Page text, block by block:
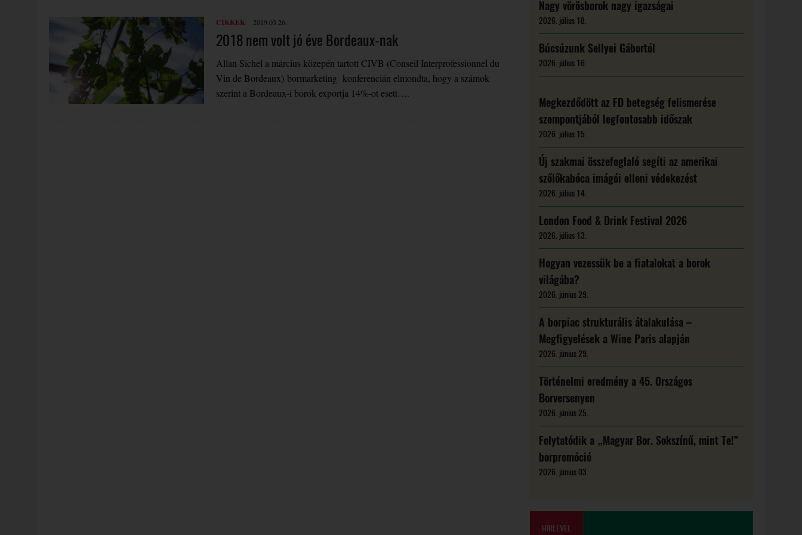
CIKKEK 2019.03.26.
2018 nem volt jó éve Bordeaux-nak
Allan Sichel a március közepén tartott CIVB (Conseil Interprofessionnel du
Vin de Bordeaux) bormarketing konferencián elmondta, hogy a számok
szerint a Bordeaux-i borok exportja 14%-ot esett….
Nagy vörösborok nagy igazságai
2026. július 18.
Búcsúzunk Sellyei Gábortól
2026. július 16.
Megkezdődött az FD betegség felismerése
szempontjából legfontosabb időszak
2026. július 15.
Új szakmai összefoglaló segíti az amerikai
szőlőkabóca imágói elleni védekezést
2026. július 14.
London Food & Drink Festival 2026
2026. július 13.
Hogyan vezessük be a fiatalokat a borok
világába?
2026. június 29.
A borpiac strukturális átalakulása –
Megfigyelések a Wine Paris alapján
2026. június 29.
Történelmi eredmény a 45. Országos
Borversenyen
2026. június 25.
Folytatódik a „Magyar Bor. Sokszínű, mint Te!”
borpromóció
2026. június 03.
HÍRLEVÉL